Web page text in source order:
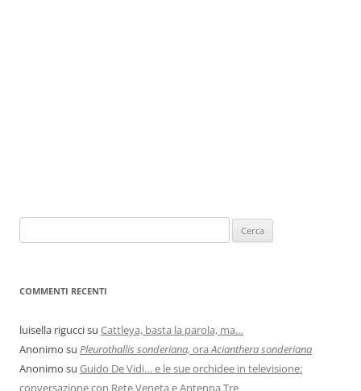
COMMENTI RECENTI
luisella riguccisu Cattleya, basta la parola, ma…
Anonimo su Pleurothallis sonderiana, ora Acianthera sonderiana
Anonimo su Guido De Vidi… e le sue orchidee in televisione:
conversazione con Rete Veneta e Antenna Tre